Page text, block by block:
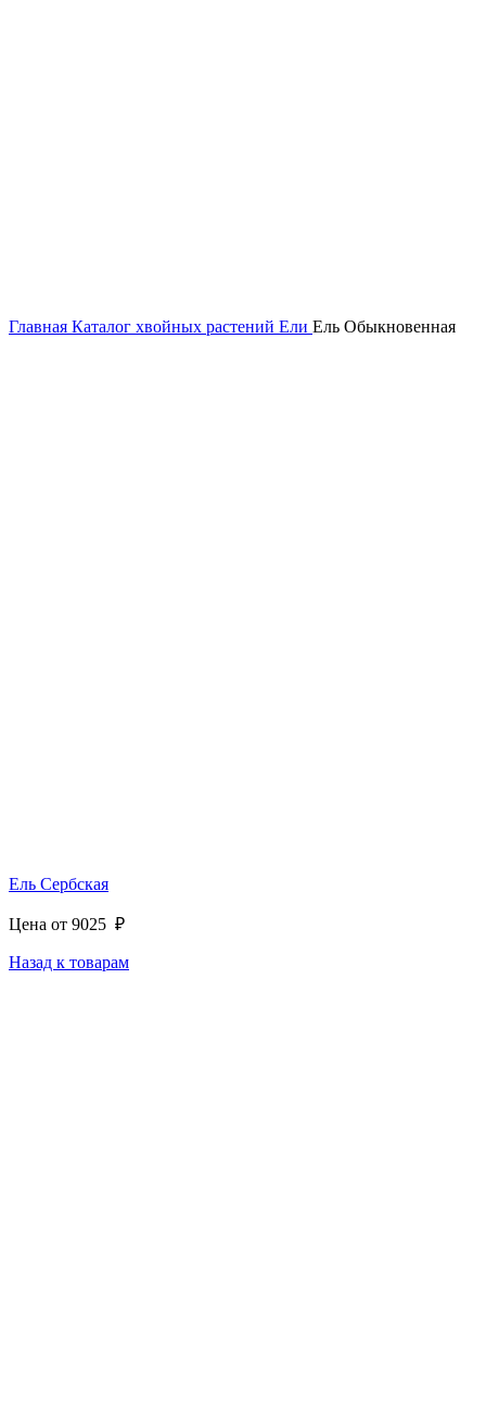
Главная Каталог хвойных растений Ели Ель Обыкновенная
Ель Сербская
Цена от 9025 ₽
Назад к товарам